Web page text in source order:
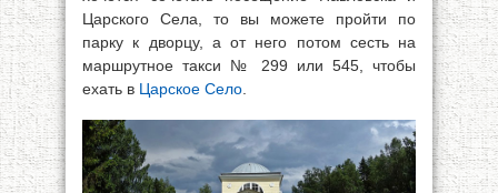
Царского Села, то вы можете пройти по
парку к дворцу, а от него потом сесть на
маршрутное такси № 299 или 545, чтобы
ехать в Царское Село